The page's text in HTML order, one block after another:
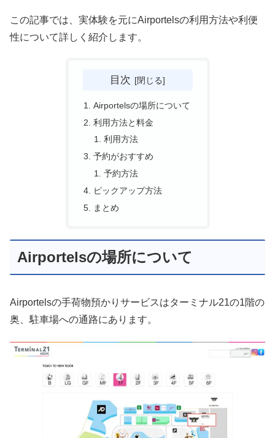
この記事では、実体験を元にAirportelsの利用方法や利便
性について詳しく紹介します。
目次
Airportelsの場所について
利用方法と料金
利用方法
予約がおすすめ
予約方法
ピックアップ方法
まとめ
Airportelsの場所について
Airportelsの手荷物預かりサービスはターミナル21の1階の
奥、駐車場への通路にあります。